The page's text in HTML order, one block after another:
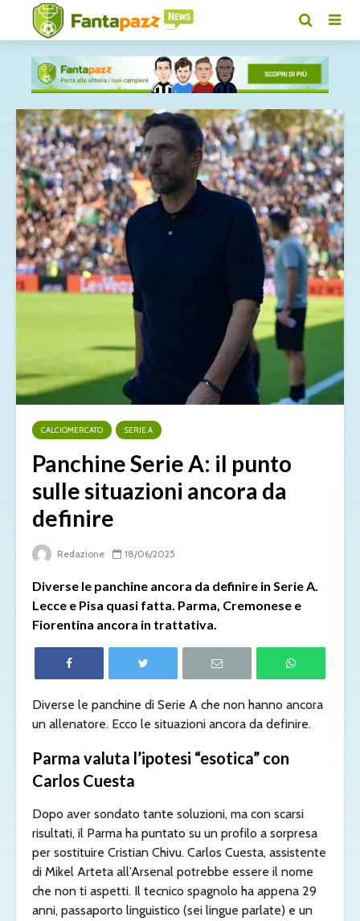
CALCIOMERCATO SERIE A
Panchine Serie A: il punto
sulle situazioni ancora da
definire
Redazione 18/06/2025
Diverse le panchine ancora da definire in Serie A.
Lecce e Pisa quasi fatta. Parma, Cremonese e
Fiorentina ancora in trattativa.
Diverse le panchine di Serie A che non hanno ancora
un allenatore. Ecco le situazioni ancora da definire.
Parma valuta l’ipotesi “esotica” con
Carlos Cuesta
Dopo aver sondato tante soluzioni, ma con scarsi
risultati, il Parma ha puntato su un profilo a sorpresa
per sostituire Cristian Chivu. Carlos Cuesta, assistente
di Mikel Arteta all’Arsenal potrebbe essere il nome
che non ti aspetti. Il tecnico spagnolo ha appena 29
anni, passaporto linguistico (sei lingue parlate) e un